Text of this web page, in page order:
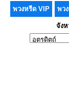
พวงหรีด VIP พว
จัง